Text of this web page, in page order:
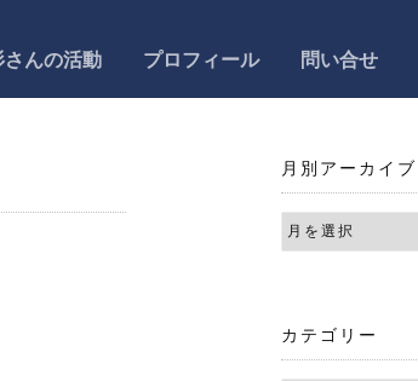
さんの活動 プロフィール 問い合せ
月別アーカイブ
カテゴリー